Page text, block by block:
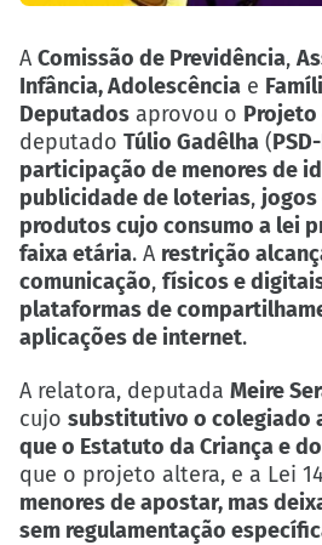
A Comissão de Previdência,
Infância, Adolescência e
Deputados aprovou o Projeto
deputado Túlio Gadêlha (
participação de menores de
publicidade de loterias, jogos
produtos cujo consumo a lei
faixa etária. A restrição
comunicação, físicos e
plataformas de
aplicações de internet.
A relatora, deputada Meire
cujo substitutivo o colegiado
que o Estatuto da Criança e
que o projeto altera, e a Lei
menores de apostar, mas
sem regulamentação